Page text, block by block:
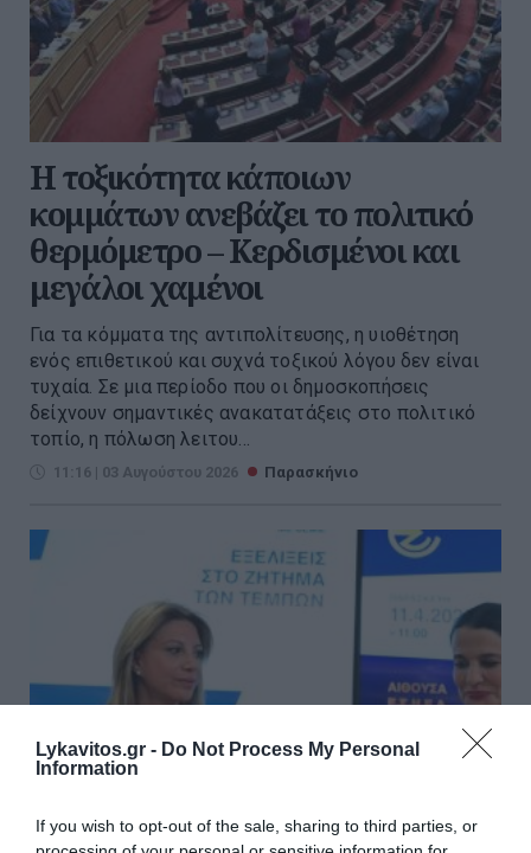
Lykavitos.gr - Do Not Process My Personal
Information
If you wish to opt-out of the sale, sharing to third parties, or
Η τοξικότητα κάποιων
κομμάτων ανεβάζει το πολιτικό
θερμόμετρο – Κερδισμένοι και
μεγάλοι χαμένοι
Για τα κόμματα της αντιπολίτευσης, η υιοθέτηση
ενός επιθετικού και συχνά τοξικού λόγου δεν είναι
τυχαία. Σε μια περίοδο που οι δημοσκοπήσεις
δείχνουν σημαντικές ανακατατάξεις στο πολιτικό
τοπίο, η πόλωση λειτου...
11:16 | 03 Αυγούστου 2026 Παρασκήνιο